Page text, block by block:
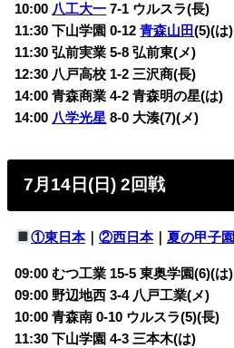
10:00 八工大一 7-1 ウルスラ(長)
11:30 下山学園 0-12青森山田(5)(は)
11:30 弘前実業 5-8弘前東(メ)
12:30 八戸高校 1-2 三沢商(長)
14:00 青森商業 4-2青森明の星(は)
14:00 八学光星 8-0 大湊(7)(メ)
7月14日(日) 2回戦
①東日本｜ ②西日本｜ 夏の甲子園
09:00 むつ工業 15-5 東奥学園(6)(は)
09:00 野辺地西 3-4 八戸工業(メ)
10:00 青森南 0-10 ウルスラ(5)(長)
11:30 下山学園 4-3 三本木(は)